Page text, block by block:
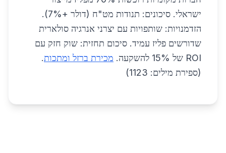
ישראלי. סיכונים: תנודות מט"ח (דולר +7%).
הזדמנויות: שותפויות עם יצרני אנרגיה סולארית
שדורשים פליז עמיד. סיכום תחזית: שוק חזק עם
ROI של 15% להשקעה.
מכירת ברזל ומתכות.
(ספירת מילים: 1123)